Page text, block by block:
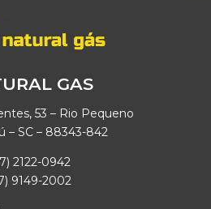
GAS
53 – Rio Pequeno
– SC – 88343-842
2122-0942
9149-2002